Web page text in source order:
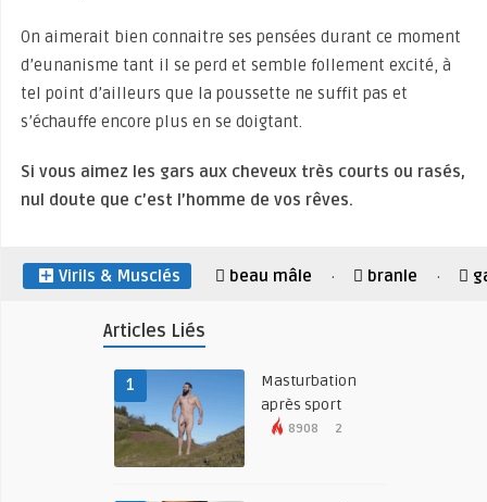
On aimerait bien connaitre ses pensées durant ce moment
d’eunanisme tant il se perd et semble follement excité, à
tel point d’ailleurs que la poussette ne suffit pas et
s’échauffe encore plus en se doigtant.
Si vous aimez les gars aux cheveux très courts ou rasés,
nul doute que c’est l’homme de vos rêves.
Virils & Musclés beau mâle · branle ·
Articles Liés
1
Masturbation
après sport
8908 2